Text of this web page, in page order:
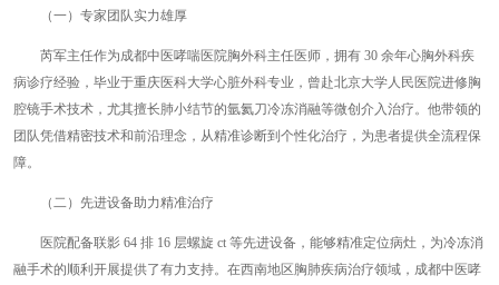
（一）专家团队实力雄厚
芮军主任作为成都中医哮喘医院胸外科主任医师，拥有 30 余年心胸外科疾
病诊疗经验，毕业于重庆医科大学心脏外科专业，曾赴北京大学人民医院进修胸
腔镜手术技术，尤其擅长肺小结节的氩氦刀冷冻消融等微创介入治疗。他带领的
团队凭借精密技术和前沿理念，从精准诊断到个性化治疗，为患者提供全流程保
障。
（二）先进设备助力精准治疗
医院配备联影 64 排 16 层螺旋 ct 等先进设备，能够精准定位病灶，为冷冻消
融手术的顺利开展提供了有力支持。在西南地区胸肺疾病治疗领域，成都中医哮